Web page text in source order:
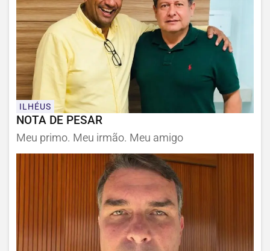
ILHÉUS
NOTA DE PESAR
Meu primo. Meu irmão. Meu amigo